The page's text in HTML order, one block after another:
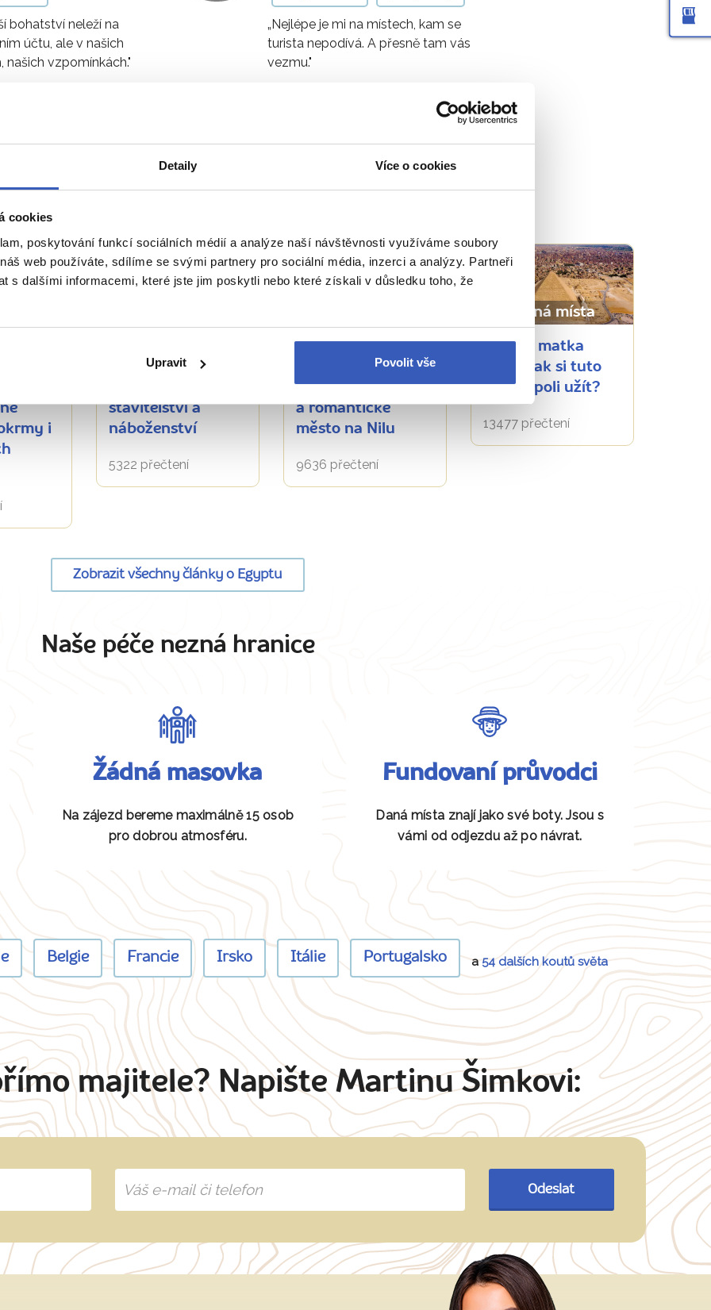
Detaily Více o cookies
cookies
poskytování funkcí sociálních médií a analýze naší návštěvnosti využíváme soubory
web používáte, sdílíme se svými partnery pro sociální média, inzerci a analýzy. Partneři
s dalšími informacemi, které jste jim poskytli nebo které získali v důsledku toho, že
Upravit Povolit vše
bohatství neleží na
účtu, ale v našich
našich vzpomínkách."
„Nejlépe je mi na místech, kam se
turista nepodívá. A přesně tam vás
vezmu."
Egyptě- přímo od našich průvodců
i
encyklopedie
stavitelství a
náboženství
5322 přečtení
objevte tuto
„bránu do Afriky“
a romantické
město na Nilu
9636 přečtení
Oblíbená místa
Káhira, matka
měst: Jak si tuto
megalopoli užít?
13477 přečtení
Zobrazit všechny články o Egyptu
Naše péče nezná hranice
Žádná masovka
Na zájezd bereme maximálně 15 osob
pro dobrou atmosféru.
Fundovaní průvodci
Daná místa znají jako své boty. Jsou s
vámi od odjezdu až po návrat.
Belgie Francie Irsko Itálie Portugalsko a54 dalších koutů světa
majitele? Napište Martinu Šimkovi:
Odeslat